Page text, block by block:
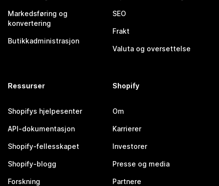
Markedsføring og
konvertering
Butikkadministrasjon
SEO
Frakt
Valuta og oversettelse
Ressurser
Shopifys hjelpesenter
API-dokumentasjon
Shopify-fellesskapet
Shopify-blogg
Forskning
Shopify
Om
Karrierer
Investorer
Presse og media
Partnere